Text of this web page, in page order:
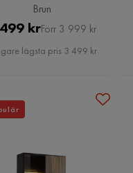
Brun
Pris
krOriginal
Pris
Förr 3 999 kr
lägsta pris 3 499 kr